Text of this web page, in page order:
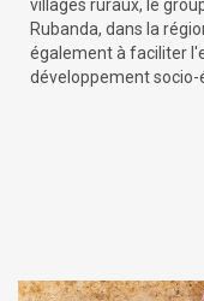
villages ruraux, le
Rubanda, dans la
également à faciliter
développement socio-